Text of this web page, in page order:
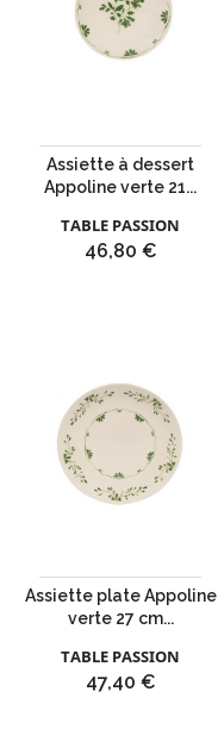
Assiette à dessert
Appoline verte 21...
TABLE PASSION
Prix
46,80 €
Assiette plate Appoline
verte 27 cm...
TABLE PASSION
Prix
47,40 €